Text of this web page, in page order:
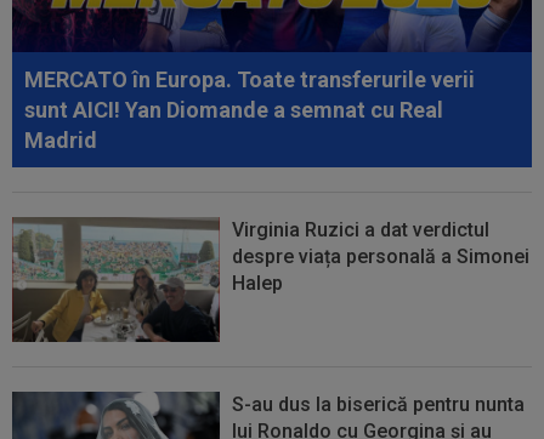
09:03
Petrolul - Oțelul, LIVE VIDEO, 18:30, Digi Sport
1. Moldovenii s-au impus cu...
08:58
Hakan Calhanoglu a ”dat din casă”! Ce
obiective a setat Cristi Chivu la Inter...
MERCATO în Europa. Toate transferurile verii
sunt AICI! Yan Diomande a semnat cu Real
Madrid
Virginia Ruzici a dat verdictul
despre viața personală a Simonei
Halep
S-au dus la biserică pentru nunta
lui Ronaldo cu Georgina și au